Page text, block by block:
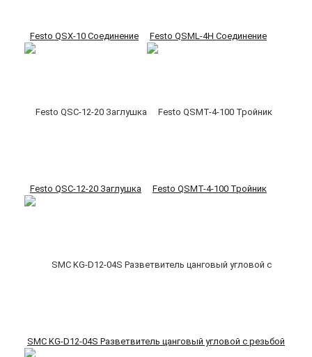
Festo QSX-10 Соединение Festo QSML-4H Соединение
Festo QSC-12-20 Заглушка Festo QSMT-4-100 Тройник
SMC KG-D12-04S Разветвитель цанговый угловой с резьбой